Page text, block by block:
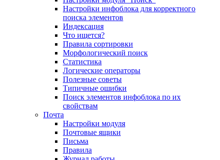
Настройки инфоблока для корректного
поиска элементов
Индексация
Что ищется?
Правила сортировки
Морфологический поиск
Статистика
Логические операторы
Полезные советы
Типичные ошибки
Поиск элементов инфоблока по их
свойствам
Почта
Настройки модуля
Почтовые ящики
Письма
Правила